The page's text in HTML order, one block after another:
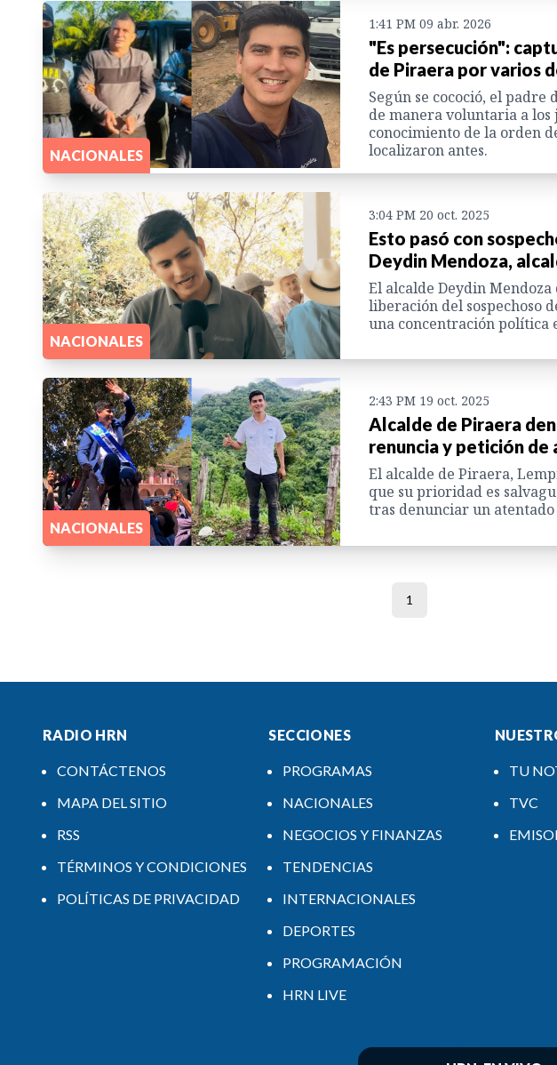
NACIONALES
1:41 PM 09 abr. 2026
"Es persecución":
de Piraera por varios
Según se cococió, el
de manera voluntaria a
conocimiento de la orden
localizaron antes.
NACIONALES
3:04 PM 20 oct. 2025
Esto pasó con
Deydin Mendoza,
El alcalde Deydin
liberación del sospechoso
una concentración política
NACIONALES
2:43 PM 19 oct. 2025
Alcalde de Piraera
renuncia y petición de
El alcalde de Piraera,
que su prioridad es
tras denunciar un atentado
1
RADIO HRN
CONTÁCTENOS
MAPA DEL SITIO
RSS
TÉRMINOS Y CONDICIONES
POLÍTICAS DE PRIVACIDAD
SECCIONES
PROGRAMAS
NACIONALES
NEGOCIOS Y FINANZAS
TENDENCIAS
INTERNACIONALES
DEPORTES
PROGRAMACIÓN
HRN LIVE
TU
TVC